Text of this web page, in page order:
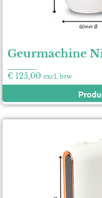
Geurmachine
€ 125,00 excl. btw